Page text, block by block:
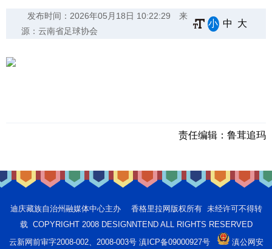
发布时间：2026年05月18日 10:22:29
来
源：云南省足球协会
小 中 大
责任编辑： 鲁茸追玛
迪庆藏族自治州融媒体中心主办 香格里拉网版权所有 未经许可不得转
载 COPYRIGHT 2008 DESIGNNTEND ALL RIGHTS RESERVED
云新网前审字2008-002、2008-003号 滇ICP备09000927号
滇公网安